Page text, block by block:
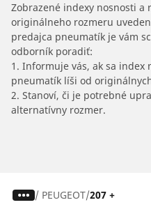
Zobrazené indexy nosnosti
originálneho rozmeru
predajca pneumatík je vám
odborník poradiť:
1. Informuje vás, ak sa index
pneumatík líši od
2. Stanoví, či je potrebné
alternatívny rozmer.
/ PEUGEOT 207 +